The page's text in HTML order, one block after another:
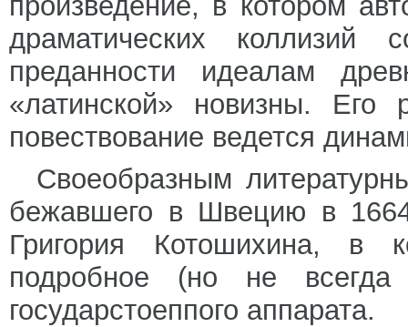
драматических коллизий
преданности идеалам
«латинской» новизны. Его
повествование ведется
Своеобразным
бежавшего в Швецию в 1664
Григория Котошихина, в
подробное (но не всегда
государстоеппого аппарата.